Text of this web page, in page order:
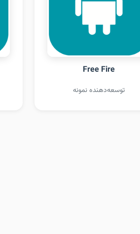
Free Fire
توسعه‌دهنده نمونه